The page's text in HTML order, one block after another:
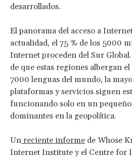
desarrollados.
El panorama del acceso a
actualidad, el 75 % de los 5000
Internet proceden del Sur
de que estas regiones albergan
7000 lenguas del mundo, la
plataformas y servicios siguen
funcionando solo en un
dominantes en la geopolítica.
Un reciente informe de Whose
Internet Institute y el Centre for